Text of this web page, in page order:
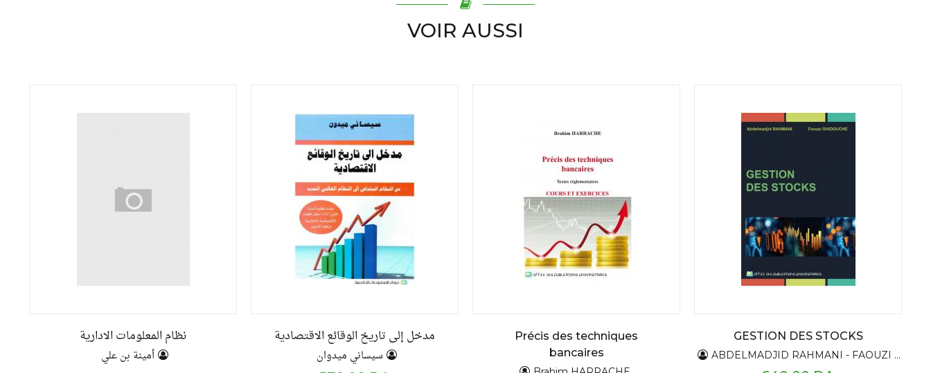
VOIR AUSSI
نظام المعلومات الادارية
أمينة بن علي
مدخل إلى تاريخ الوقائع الاقتصادية
سيساني ميدوان
Précis des techniques
bancaires
GESTION DES STOCKS
ABDELMADJID RAHMANI - FAOUZI GHIDOUCHE